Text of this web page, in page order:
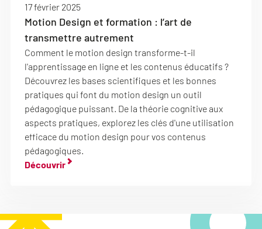
17 février 2025
Motion Design et formation : l’art de
transmettre autrement
Comment le motion design transforme-t-il
l'apprentissage en ligne et les contenus éducatifs ?
Découvrez les bases scientifiques et les bonnes
pratiques qui font du motion design un outil
pédagogique puissant. De la théorie cognitive aux
aspects pratiques, explorez les clés d'une utilisation
efficace du motion design pour vos contenus
pédagogiques.
Découvrir